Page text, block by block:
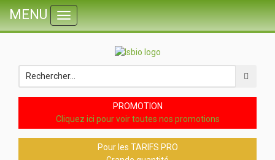
PROMOTION
Cliquez ici pour voir toutes nos promotions
Pour les TARIFS PRO
MENU
Toggle
navigation